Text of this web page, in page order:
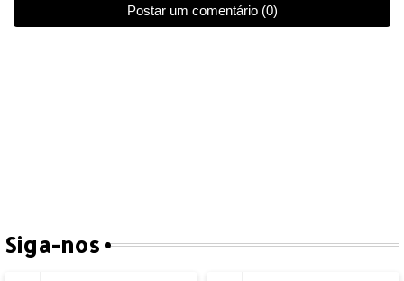
Postar um comentário (0)
Siga-nos